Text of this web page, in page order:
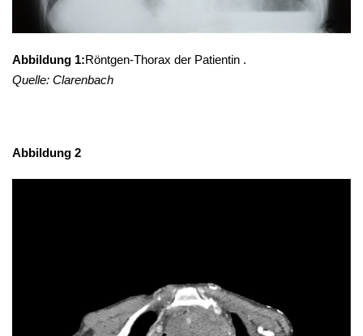
Abbildung 1:Röntgen-Thorax der Patientin .
Quelle: Clarenbach
Abbildung 2